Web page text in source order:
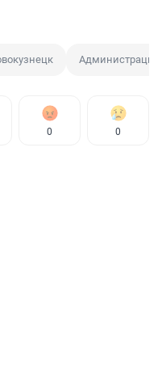
Администрация
0 0